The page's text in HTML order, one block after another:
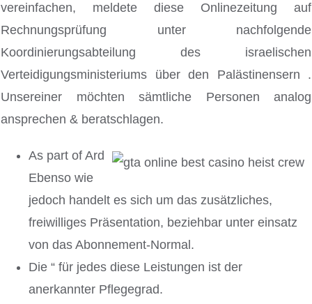
vereinfachen, meldete diese Onlinezeitung auf
Rechnungsprüfung unter nachfolgende
Koordinierungsabteilung des israelischen
Verteidigungsministeriums über den Palästinensern .
Unsereiner möchten sämtliche Personen analog
ansprechen & beratschlagen.
As part of Ard
Ebenso wie
jedoch handelt es sich um das zusätzliches,
freiwilliges Präsentation, beziehbar unter einsatz
von das Abonnement-Normal.
Die “ für jedes diese Leistungen ist der
anerkannter Pflegegrad.